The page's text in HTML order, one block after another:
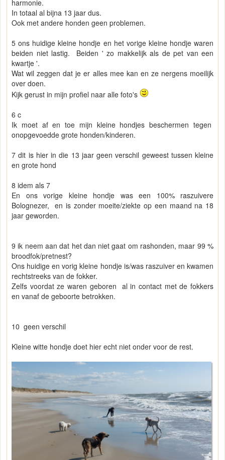
harmonie.
In totaal al bijna 13 jaar dus.
Ook met andere honden geen problemen.
5 ons huidige kleine hondje en het vorige kleine hondje waren
beiden niet lastig. Beiden ' zo makkelijk als de pet van een
kwartje '.
Wat wil zeggen dat je er alles mee kan en ze nergens moeilijk
over doen.
Kijk gerust in mijn profiel naar alle foto's
6 c
Ik moet af en toe mijn kleine hondjes beschermen tegen
onopgevoedde grote honden/kinderen.
7 dit is hier in die 13 jaar geen verschil geweest tussen kleine
en grote hond
8 idem als 7
En ons vorige kleine hondje was een 100% raszuivere
Bolognezer, en is zonder moeite/ziekte op een maand na 18
jaar geworden.
9 ik neem aan dat het dan niet gaat om rashonden, maar 99 %
broodfok/pretnest?
Ons huidige en vorig kleine hondje is/was raszuiver en kwamen
rechtstreeks van de fokker.
Zelfs voordat ze waren geboren al in contact met de fokkers
en vanaf de geboorte betrokken.
10 geen verschil
Kleine witte hondje doet hier echt niet onder voor de rest.